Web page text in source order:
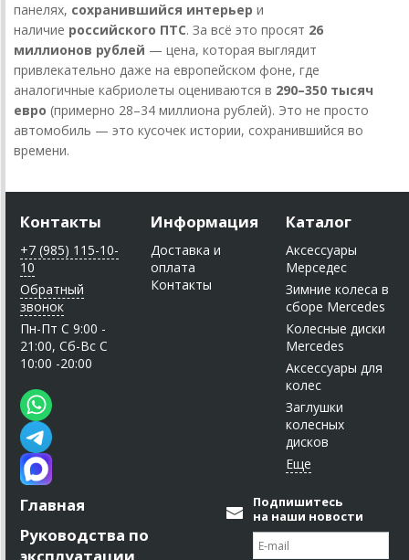
панелях, сохранившийся интерьер и
наличие российского ПТС. За всё это просят 26
миллионов рублей — цена, которая выглядит
привлекательно даже на европейском фоне, где
аналогичные кабриолеты оцениваются в 290–350 тысяч
евро (примерно 28–34 миллиона рублей). Это не просто
автомобиль — это кусочек истории, сохранившийся во
времени.
Контакты
+7 (985) 115-10-
10
Обратный
звонок
Пн-Пт C 9:00 -
21:00, Сб-Вс С
10:00 -20:00
Информация
Доставка и
оплата
Контакты
Каталог
Аксессуары
Мерседес
Зимние колеса в
сборе Mercedes
Колесные диски
Mercedes
Аксессуары для
колес
Заглушки
колесных
дисков
Главная
Руководства по
Подпишитесь
на наши новости